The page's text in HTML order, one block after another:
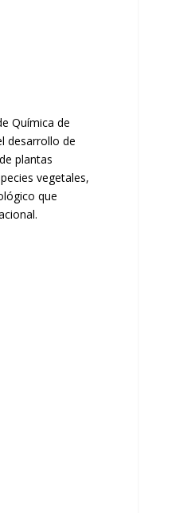
Química de
desarrollo de
plantas
vegetales,
que